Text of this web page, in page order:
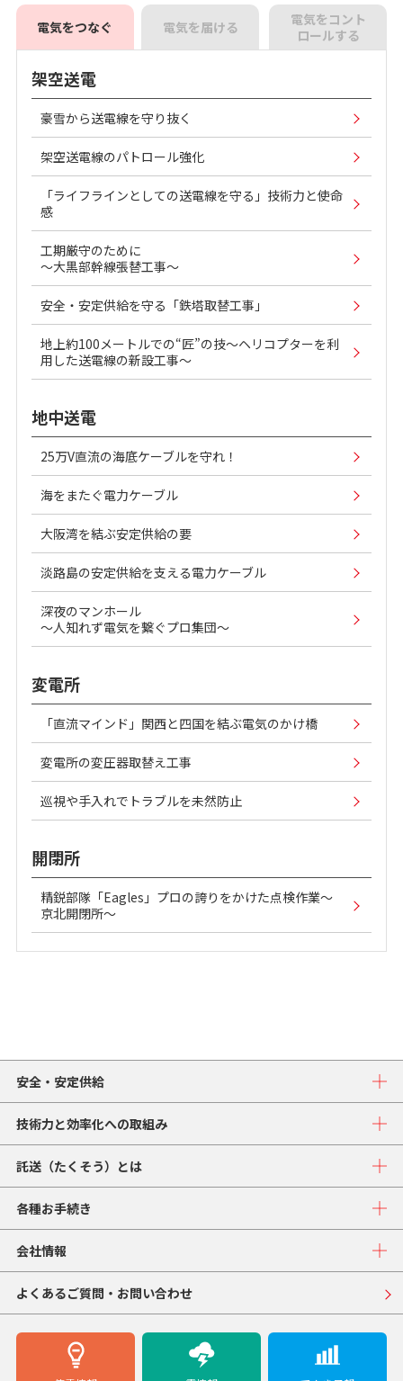
電気をつなぐ 電気を届ける
電気をコント
ロールする
架空送電
豪雪から送電線を守り抜く
架空送電線のパトロール強化
「ライフラインとしての送電線を守る」技術力と使命
感
工期厳守のために
～大黒部幹線張替工事～
安全・安定供給を守る「鉄塔取替工事」
地上約100メートルでの“匠”の技～ヘリコプターを利
用した送電線の新設工事～
地中送電
25万V直流の海底ケーブルを守れ！
海をまたぐ電力ケーブル
大阪湾を結ぶ安定供給の要
淡路島の安定供給を支える電力ケーブル
深夜のマンホール
～人知れず電気を繋ぐプロ集団～
変電所
「直流マインド」関西と四国を結ぶ電気のかけ橋
変電所の変圧器取替え工事
巡視や手入れでトラブルを未然防止
開閉所
精鋭部隊「Eagles」プロの誇りをかけた点検作業～
京北開閉所～
安全・安定供給
技術力と効率化への取組み
託送（たくそう）とは
各種お手続き
会社情報
よくあるご質問・お問い合わせ